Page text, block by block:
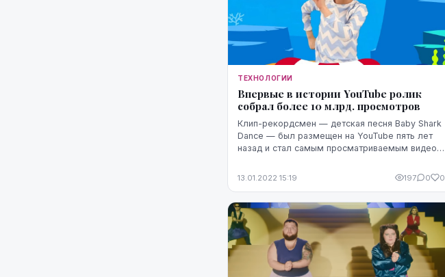
ТЕХНОЛОГИИ
Впервые в истории YouTube ролик
собрал более 10 млрд. просмотров
Клип-рекордсмен — детская песня Baby Shark
Dance — был размещен на YouTube пять лет
назад и стал самым просматриваемым видео,
Dance стала первым в истории ...
13.01.2022 15:19 197 0 0